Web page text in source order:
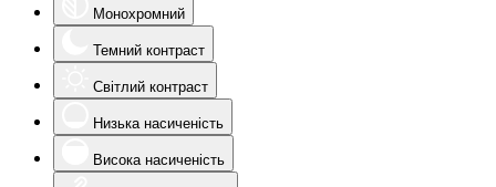
Монохромний
Темний контраст
Світлий контраст
Низька насиченість
Висока насиченість